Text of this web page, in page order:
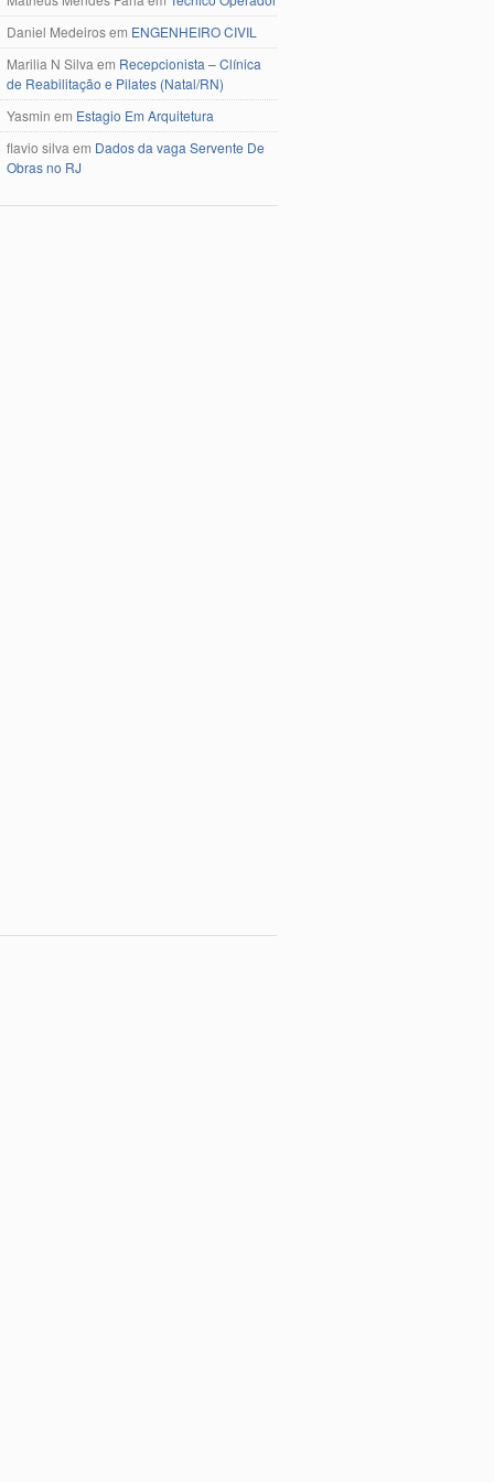
Daniel Medeirosem ENGENHEIRO CIVIL
Marilia N Silva em Recepcionista – Clínica
de Reabilitação e Pilates (Natal/RN)
Yasmin em Estagio Em Arquitetura
flavio silva em Dados da vaga Servente De
Obras no RJ